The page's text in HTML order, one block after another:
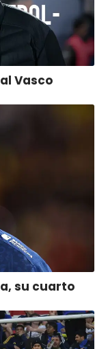
Vasco
su cuarto